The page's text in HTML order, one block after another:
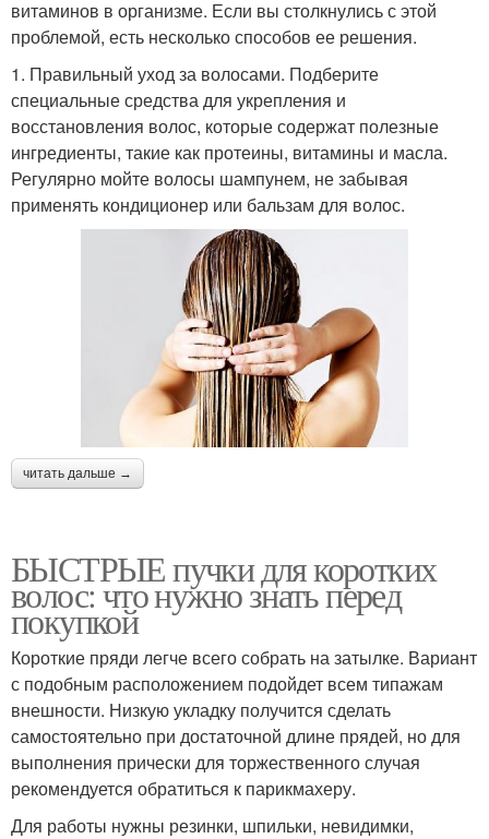
витаминов в организме. Если вы столкнулись с этой
проблемой, есть несколько способов ее решения.
1. Правильный уход за волосами. Подберите
специальные средства для укрепления и
восстановления волос, которые содержат полезные
ингредиенты, такие как протеины, витамины и масла.
Регулярно мойте волосы шампунем, не забывая
применять кондиционер или бальзам для волос.
читать дальше →
БЫСТРЫЕ пучки для коротких
волос: что нужно знать перед
покупкой
Короткие пряди легче всего собрать на затылке. Вариант
с подобным расположением подойдет всем типажам
внешности. Низкую укладку получится сделать
самостоятельно при достаточной длине прядей, но для
выполнения прически для торжественного случая
рекомендуется обратиться к парикмахеру.
Для работы нужны резинки, шпильки, невидимки,